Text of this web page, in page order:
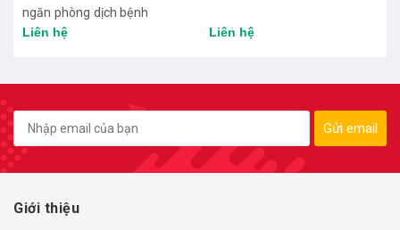
Liên hệ
Liên hệ
Gửi email
Giới thiệu